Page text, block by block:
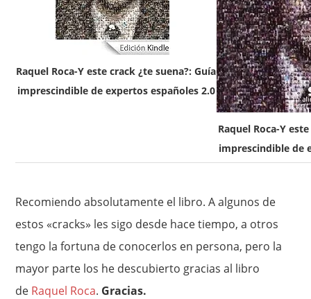
Raquel Roca-Y este crack ¿te suena?: Guía
imprescindible de expertos españoles 2.0
Raquel Roca-Y
imprescindible de
Recomiendo absolutamente el libro. A algunos de
estos «cracks» les sigo desde hace tiempo, a otros
tengo la fortuna de conocerlos en persona, pero la
mayor parte los he descubierto gracias al libro
de Raquel Roca. Gracias.